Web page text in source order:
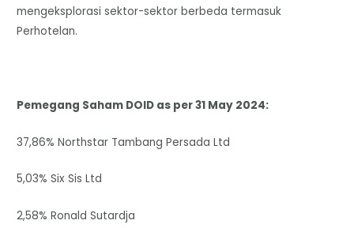
mengeksplorasi sektor-sektor berbeda termasuk
Perhotelan.
Pemegang Saham DOID as per 31 May 2024:
37,86% Northstar Tambang Persada Ltd
5,03% Six Sis Ltd
2,58% Ronald Sutardja